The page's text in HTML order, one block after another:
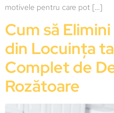
motivele pentru care pot […]
Cum să
din Locuința
Complet de
Rozătoare